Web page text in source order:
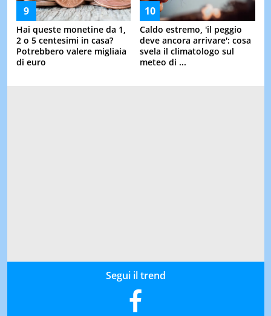
Hai queste monetine da 1,
2 o 5 centesimi in casa?
Potrebbero valere migliaia
di euro
Caldo estremo, 'il peggio
deve ancora arrivare': cosa
svela il climatologo sul
meteo di ...
Segui il trend